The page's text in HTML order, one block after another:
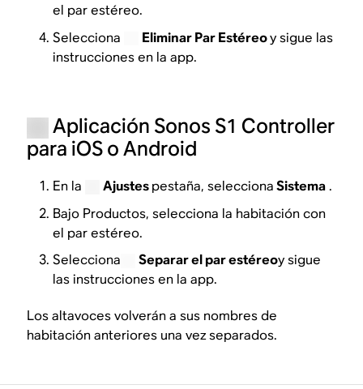
el par estéreo.
Selecciona
Eliminar Par Estéreoy sigue las
instrucciones en la app.
Aplicación Sonos S1 Controller
para iOS o Android
En la Ajustespestaña, seleccionaSistema.
Bajo Productos, selecciona la habitación con
el par estéreo.
Selecciona
Separar el par estéreoy sigue
las instrucciones en la app.
Los altavoces volverán a sus nombres de
habitación anteriores una vez separados.